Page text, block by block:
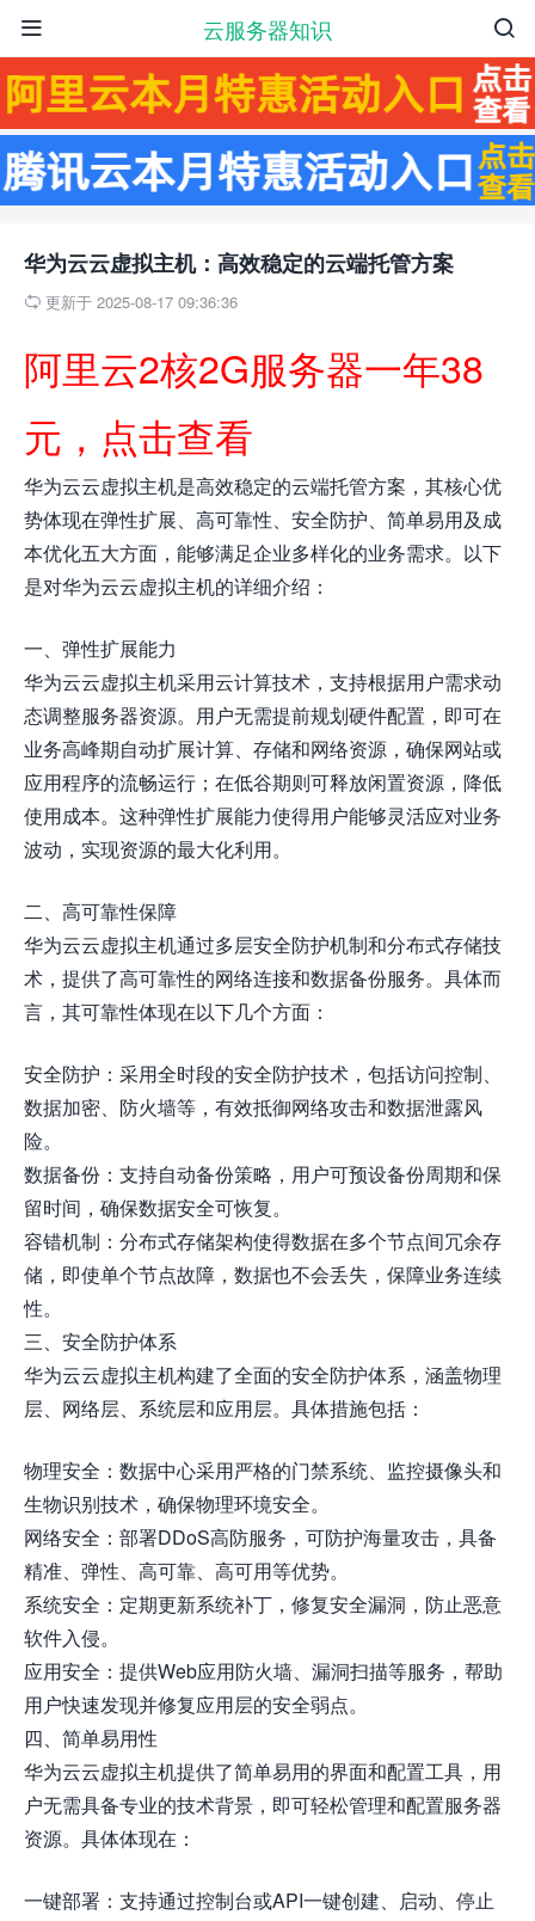
云服务器知识 

华为云云虚拟主机：高效稳定的云端托管方案
 更新于 2025-08-17 09:36:36
阿里云2核2G服务器一年38
元，点击查看
华为云云虚拟主机是高效稳定的云端托管方案，其核心优
势体现在弹性扩展、高可靠性、安全防护、简单易用及成
本优化五大方面，能够满足企业多样化的业务需求。以下
是对华为云云虚拟主机的详细介绍：
一、弹性扩展能力
华为云云虚拟主机采用云计算技术，支持根据用户需求动
态调整服务器资源。用户无需提前规划硬件配置，即可在
业务高峰期自动扩展计算、存储和网络资源，确保网站或
应用程序的流畅运行；在低谷期则可释放闲置资源，降低
使用成本。这种弹性扩展能力使得用户能够灵活应对业务
波动，实现资源的最大化利用。
二、高可靠性保障
华为云云虚拟主机通过多层安全防护机制和分布式存储技
术，提供了高可靠性的网络连接和数据备份服务。具体而
言，其可靠性体现在以下几个方面：
安全防护：采用全时段的安全防护技术，包括访问控制、
数据加密、防火墙等，有效抵御网络攻击和数据泄露风
险。
数据备份：支持自动备份策略，用户可预设备份周期和保
留时间，确保数据安全可恢复。
容错机制：分布式存储架构使得数据在多个节点间冗余存
储，即使单个节点故障，数据也不会丢失，保障业务连续
性。
三、安全防护体系
华为云云虚拟主机构建了全面的安全防护体系，涵盖物理
层、网络层、系统层和应用层。具体措施包括：
物理安全：数据中心采用严格的门禁系统、监控摄像头和
生物识别技术，确保物理环境安全。
网络安全：部署DDoS高防服务，可防护海量攻击，具备
精准、弹性、高可靠、高可用等优势。
系统安全：定期更新系统补丁，修复安全漏洞，防止恶意
软件入侵。
应用安全：提供Web应用防火墙、漏洞扫描等服务，帮助
用户快速发现并修复应用层的安全弱点。
四、简单易用性
华为云云虚拟主机提供了简单易用的界面和配置工具，用
户无需具备专业的技术背景，即可轻松管理和配置服务器
资源。具体体现在：
一键部署：支持通过控制台或API一键创建、启动、停止